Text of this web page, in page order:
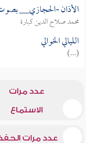
الأذان -الحجازي__
محمد صلاح الدين كبارة
الليالي الخوالي
(...)
عدد مرات
الاستماع
عدد مرات